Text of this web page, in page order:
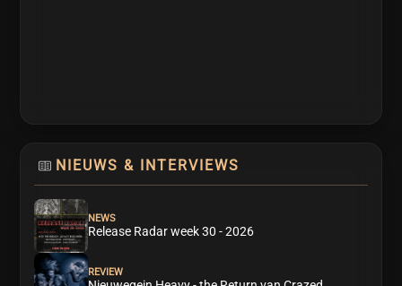
NIEUWS & INTERVIEWS
NEWS
Release Radar week 30 - 2026
REVIEW